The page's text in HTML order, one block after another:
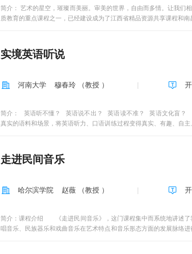
简介： 艺术的星空，璀璨而美丽。审美的世界，自由而多情。让我们
质教育的重点课程之一，已经建设成为了江西省精品资源共享课程和
终结论等艺术美学领域的核心问题，把握了艺术与道德、宗教、社会
艺术理论与具体作品相结合。注重探讨艺术领域的新现象与新成果。
面将艺术概论知识的学习放归国学发展演进中去认识和探讨；另一方
相结合。注重将艺术概论与艺术史、美学史、美学概论等打通。一方
有人灿若星辰，就如同月黑之夜的最后一道曙光，闪耀着人性的光芒
心的焦躁与不安，还你以安详和静谧。 艺术之光，温暖岁月，灿
家社科基金、教育部人文社科基金等项目23项；在《文学遗产》《文
实境英语听说
河南大学 穆春玲 （教授 ）
简介： 英语听不懂？ 英语说不出？ 英语读不准？ 英语文化盲？
真实的语料和场景，将英语听力、口语训练过程变得真实、有趣、自
走进民间音乐
哈尔滨学院 赵薇 （教授 ）
简介：课程介绍 《走进民间音乐》，这门课程集中而系统地讲述
唱音乐、民族器乐和戏曲音乐在艺术特点和音乐形态方面的发展脉络